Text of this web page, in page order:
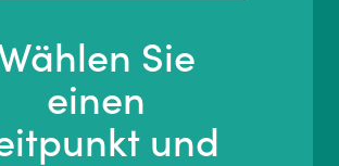
Sie
einen
und